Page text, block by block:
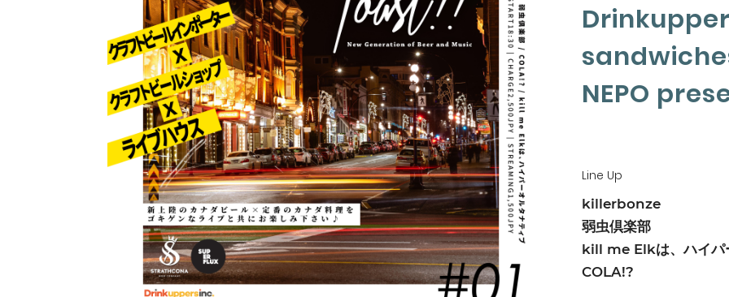
NEPO
Line Up
killerbonze
弱虫倶楽部
kill me Elkは、ハイパ
COLA!?